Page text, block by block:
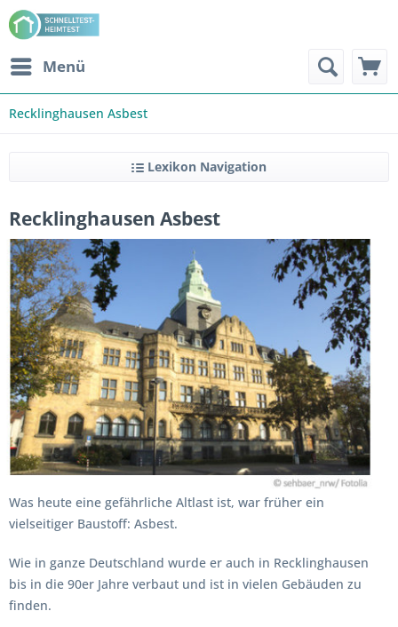
Menü
Recklinghausen Asbest
Lexikon Navigation
Recklinghausen Asbest
Was heute eine gefährliche Altlast ist, war früher ein
vielseitiger Baustoff: Asbest.
Wie in ganze Deutschland wurde er auch in Recklinghausen
bis in die 90er Jahre verbaut und ist in vielen Gebäuden zu
finden.